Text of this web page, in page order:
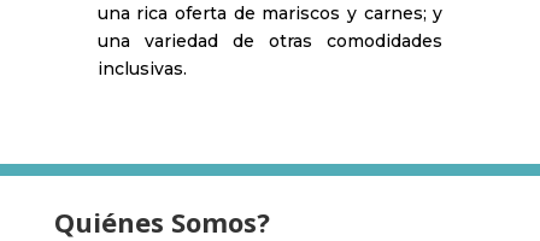
una rica oferta de mariscos y carnes; y
una variedad de otras comodidades
inclusivas.
Quiénes Somos?